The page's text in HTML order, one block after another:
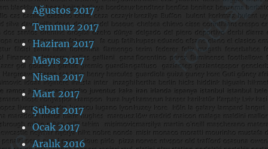
Ağustos 2017
Temmuz 2017
Haziran 2017
Mayıs 2017
Nisan 2017
Mart 2017
Şubat 2017
Ocak 2017
Aralık 2016